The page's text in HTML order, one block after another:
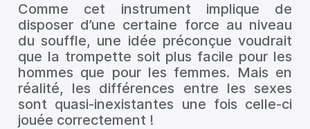
Comme cet instrument implique de
disposer d’une certaine force au niveau
du souffle, une idée préconçue voudrait
que la trompette soit plus facile pour les
hommes que pour les femmes. Mais en
réalité, les différences entre les sexes
sont quasi-inexistantes une fois celle-ci
jouée correctement !